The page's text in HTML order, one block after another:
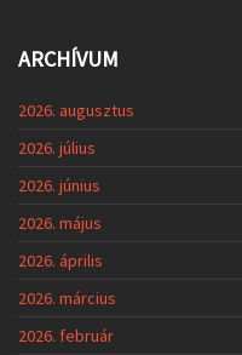
ARCHÍVUM
2026. augusztus
2026. július
2026. június
2026. május
2026. április
2026. március
2026. február